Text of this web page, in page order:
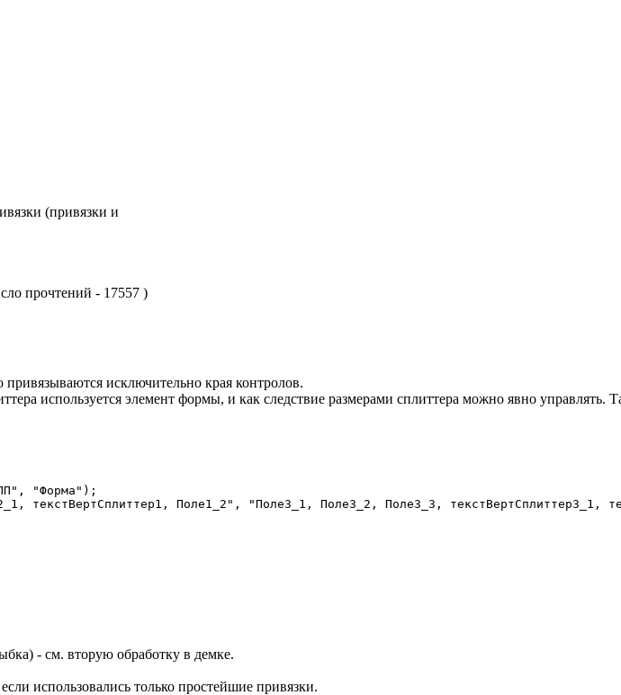
(привязки и
прочтений - 17557 )
исключительно края контролов.
используется элемент формы, и как следствие размерами сплиттера можно явно управлять.
) - см. вторую обработку в демке.
использовались только простейшие привязки.